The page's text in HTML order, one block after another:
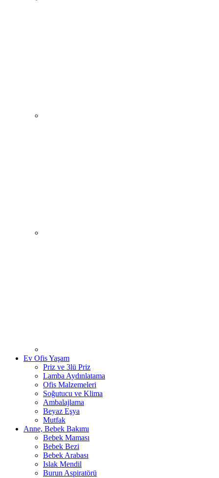
Ev Ofis Yaşam
Priz ve 3lü Priz
Lamba Aydınlatama
Ofis Malzemeleri
Soğutucu ve Klima
Ambalajlama
Beyaz Eşya
Mutfak
Anne, Bebek Bakımı
Bebek Maması
Bebek Bezi
Bebek Arabası
Islak Mendil
Burun Aspiratörü